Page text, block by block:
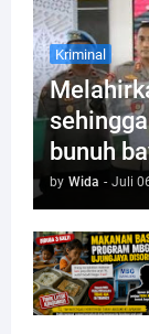
Kriminal
bunuh
by Wida - Juli